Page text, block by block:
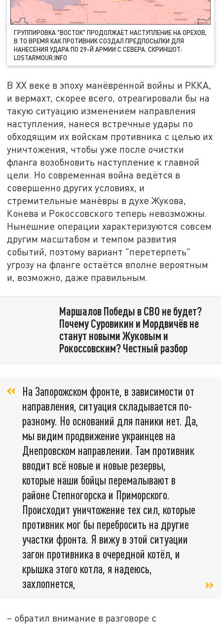
ГРУППИРОВКА "ВОСТОК" ПРОДОЛЖАЕТ НАСТУПЛЕНИЕ НА ОРЕХОВ,
В ТО ВРЕМЯ КАК ПРОТИВНИК СОЗДАЛ ПРЕДПОСЫЛКИ ДЛЯ
НАНЕСЕНИЯ УДАРА ПО 29-Й АРМИИ С СЕВЕРА. СКРИНШОТ:
LOSTARMOUR.INFO
В XX веке в эпоху манёвренной войны и РККА,
и вермахт, скорее всего, отреагировали бы на
такую ситуацию изменением направления
наступления, нанеся встречные удары по
обходящим их войскам противника с целью их
уничтожения, чтобы уже после очистки
фланга возобновить наступление к главной
цели. Но современная война ведётся в
совершенно других условиях, и
стремительные манёвры в духе Жукова,
Конева и Рокоссовского теперь невозможны.
Нынешние операции характеризуются совсем
другим масштабом и темпом развития
событий, поэтому вариант "перетерпеть"
угрозу на фланге остаётся вполне вероятным
и, возможно, даже правильным.
Маршалов Победы в СВО не будет?
Почему Суровикин и Мордвичёв не
станут новыми Жуковым и
Рокоссовским? Честный разбор
На Запорожском фронте, в зависимости от
направления, ситуация складывается по-
разному. Но оснований для паники нет. Да,
мы видим продвижение украинцев на
Днепровском направлении. Там противник
вводит всё новые и новые резервы,
которые наши бойцы перемалывают в
районе Степногорска и Приморского.
Происходит уничтожение тех сил, которые
противник мог бы перебросить на другие
участки фронта. Я вижу в этой ситуации
загон противника в очередной котёл, и
крышка этого котла, я надеюсь,
захлопнется,
– обратил внимание в разговоре с